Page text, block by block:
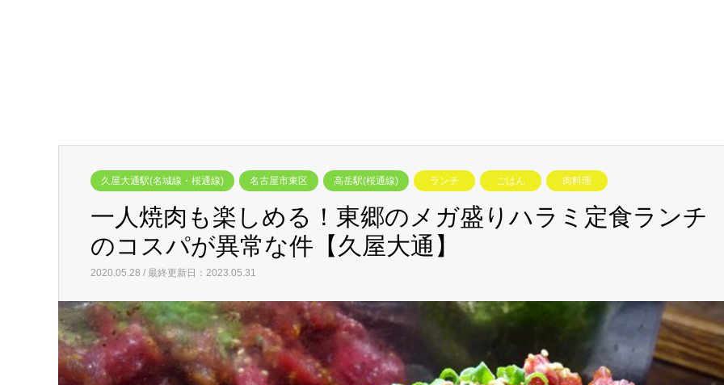
久屋大通駅(名城線・桜通線) 名古屋市東区 高岳駅(桜通線) ランチ ごはん 肉料理
一人焼肉も楽しめる！東郷のメガ盛りハラミ定食ランチ
のコスパが異常な件【久屋大通】
2020.05.28 / 最終更新日：2023.05.31